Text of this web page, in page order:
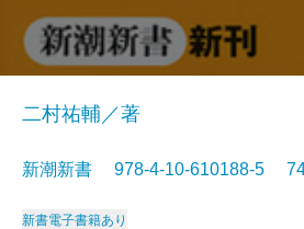
二村祐輔／著
新潮新書 978-4-10-610188-5
新書電子書籍あり